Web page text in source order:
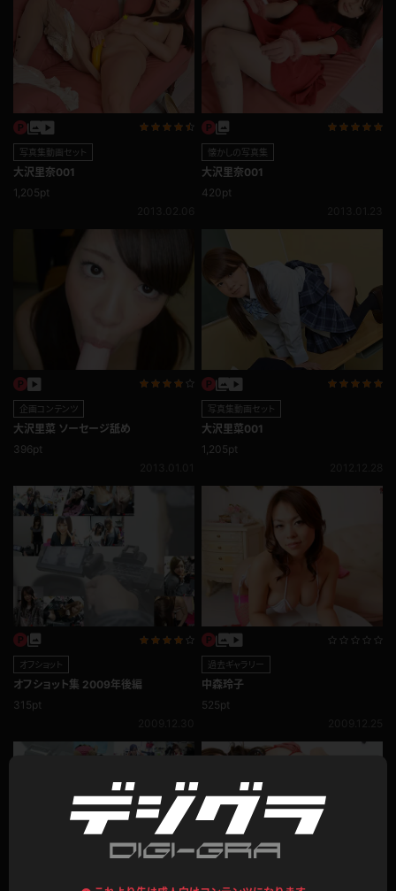
写真集動画セット
大沢里奈001
1,205pt
懐かしの写真集
大沢里奈001
420pt
企画コンテンツ
大沢里菜 ソーセージ舐め
396pt
写真集動画セット
大沢里菜001
1,205pt
オフショット
オフショット集 2009年後編
315pt
過去ギャラリー
中森玲子
525pt